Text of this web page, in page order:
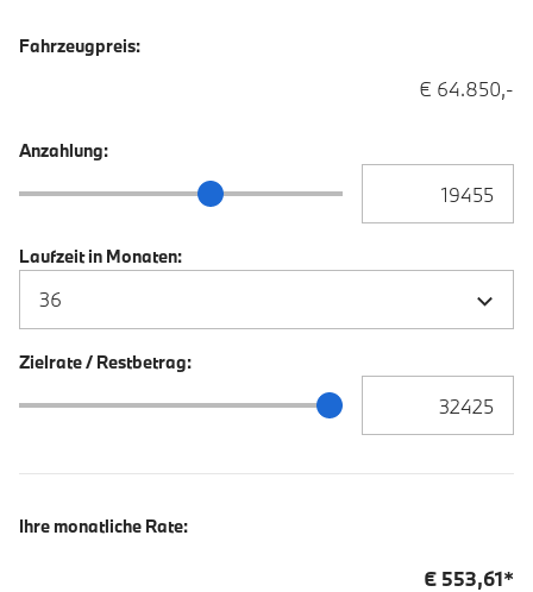
Fahrzeugpreis:
€ 64.850,-
Anzahlung:
Anzahlung Schieberegler
Laufzeit in Monaten:
Zielrate / Restbetrag:
Zielrate / Restbetrag Schieberegler
Ihre monatliche Rate:
€ 553,61*